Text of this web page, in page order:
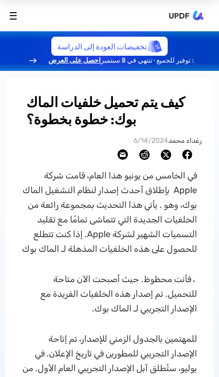
UPDF
تخفيضات العودة إلى الدراسة
: توفير للجميع · تنتهي في 8 سبتمبر احصل على العرض
كيف يتم تحميل خلفيات الماك
بوك: خطوة بخطوة؟
رغداء محمد6/14/2024
في الخامس من يونيو هذا العام، قامت شركة
Apple بإطلاق أحدث إصدار لنظام التشغيل الماك
بوك، وهو . يأتي هذا التحديث بمجموعة رائعة من
الخلفيات الجديدة التي تتماشى تمامًا مع تقليد
التسميات الشهير لشركة Apple. إذا كنت تتطلع
للحصول على هذه الخلفيات المذهلة لـ الماك بوك
، فأنت محظوظ. حيث أصبحت الآن متاحة
للتحميل. تم إصدار هذه الخلفيات الفريدة مع
الإصدار التجريبي لـ الماك بوك.
للمهتمين بالجدول الزمني للإصدار، تم إتاحة
الإصدار التجريبي للمطورين في تاريخ الإعلان. في
يوليو، ستُطلق آبل الإصدار التجريبي العام الأول. من